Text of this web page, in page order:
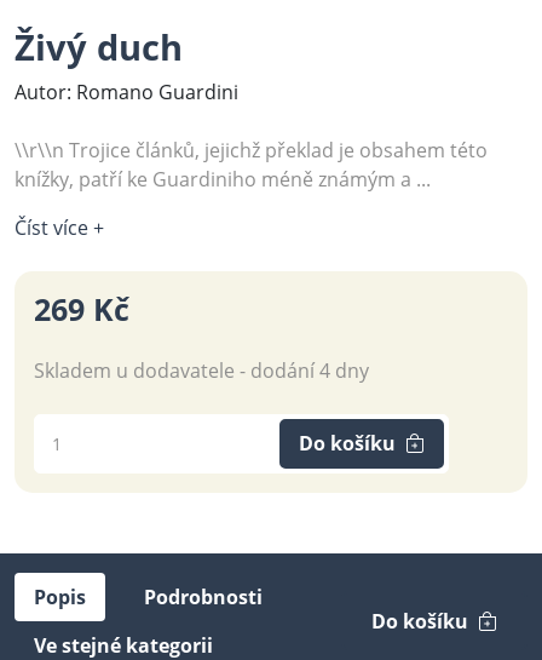
Živý duch
Autor: Romano Guardini
\\r\\n Trojice článků, jejichž překlad je obsahem této
knížky, patří ke Guardiniho méně známým a ...
Číst více +
269 Kč
Skladem u dodavatele - dodání 4 dny
Do košíku
Popis
Podrobnosti
Ve stejné kategorii
Do košíku